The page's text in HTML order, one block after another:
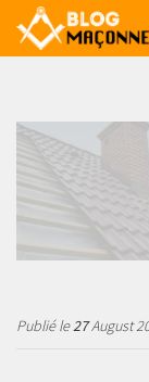
Publié le27August